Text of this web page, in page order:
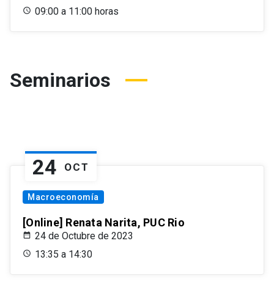
09:00 a 11:00 horas
Seminarios
24 OCT
Macroeconomía
[Online] Renata Narita, PUC Rio
24 de Octubre de 2023
13:35 a 14:30